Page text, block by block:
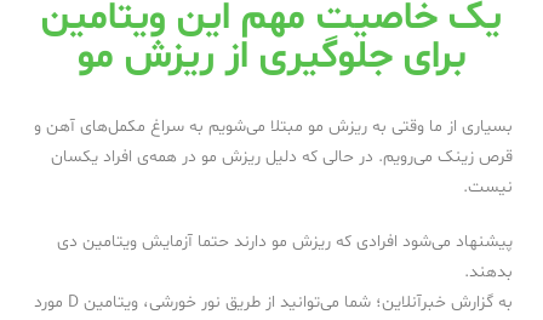
یک خاصیت مهم این ویتامین
برای جلوگیری از ریزش مو
بسیاری از ما وقتی به ریزش مو مبتلا می‌شویم به سراغ مکمل‌های آهن و
قرص زینک می‌رویم. در حالی که دلیل ریزش مو در همه‌ی افراد یکسان
نیست.
پیشنهاد می‌شود افرادی که ریزش مو دارند حتما آزمایش ویتامین دی
بدهند.
به گزارش خبرآنلاین؛ شما می‌توانید از طریق نور خورشی، ویتامین D مورد